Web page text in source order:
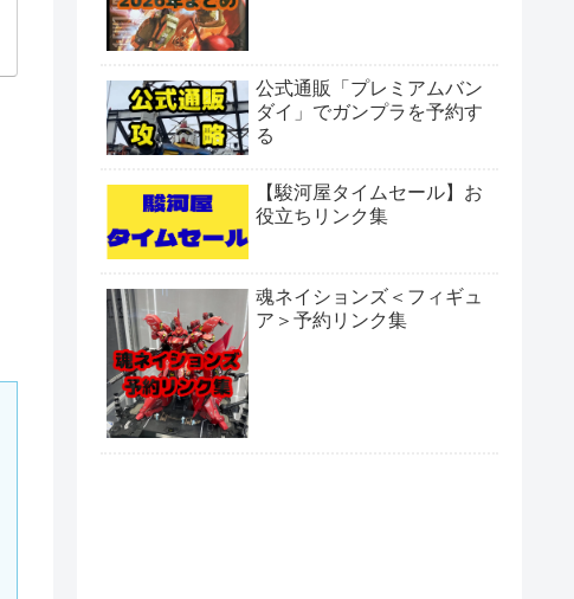
公式通販「プレミアムバン
ダイ」でガンプラを予約す
る
【駿河屋タイムセール】お
役立ちリンク集
魂ネイションズ＜フィギュ
ア＞予約リンク集